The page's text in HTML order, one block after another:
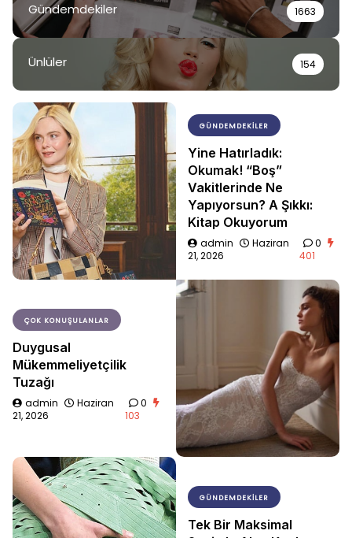
Gündemdekiler 1663
Ünlüler 154
GÜNDEMDEKILER
Yine Hatırladık:
Okumak! “Boş”
Vakitlerinde Ne
Yapıyorsun? A Şıkkı:
Kitap Okuyorum
admin
Haziran
21, 2026
0
401
ÇOK KONUŞULANLAR
Duygusal
Mükemmeliyetçilik
Tuzağı
admin
Haziran
21, 2026
0
103
GÜNDEMDEKILER
Tek Bir Maksimal